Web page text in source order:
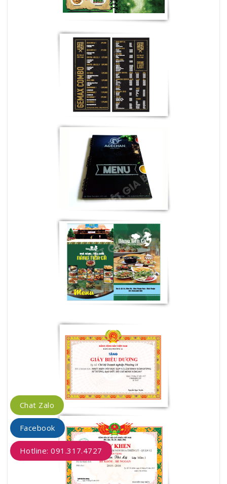
Chat Zalo
Facebook
Hotline: 091.317.4727